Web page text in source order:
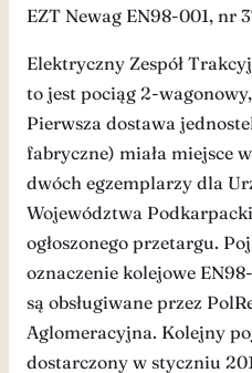
EZT Newag EN98-001, nr
Elektryczny Zespół
to jest pociąg 2-
Pierwsza dostawa
fabryczne) miała miejsce
dwóch egzemplarzy dla
Województwa
ogłoszonego przetargu.
oznaczenie kolejowe
są obsługiwane przez
Aglomeracyjna. Kolejny
dostarczony w styczniu